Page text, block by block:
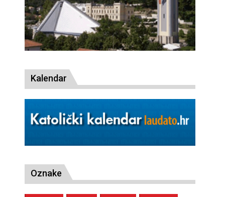
Kalendar
Oznake